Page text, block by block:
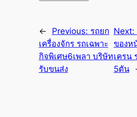
← Previous: รถยก
เครื่องจักร รถเฉพาะ
กิจพิเศษ6เพลา บริษัท
รับขนส่ง
Next:
ของห
เครน
5ตัน